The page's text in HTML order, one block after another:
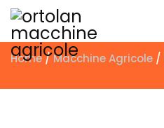
Home/Macchine Agricole /